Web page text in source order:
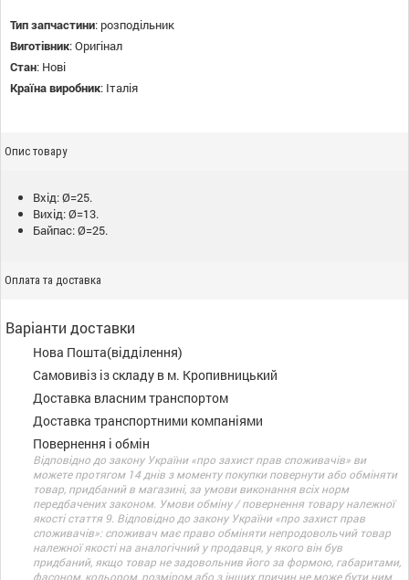
Тип запчастини: розподільник
Виготівник:Оригінал
Стан: Нові
Країна виробник: Італія
Опис товару
Вхід: Ø=25.
Вихід: Ø=13.
Байпас: Ø=25.
Оплата та доставка
Варіанти доставки
Нова Пошта(відділення)
Самовивіз із складу в м. Кропивницький
Доставка власним транспортом
Доставка транспортними компаніями
Повернення і обмін
Відповідно до закону України «про захист прав споживачів» ви
можете протягом 14 днів з моменту покупки повернути або обміняти
товар, придбаний в магазині, за умови виконання всіх норм
передбачених законом. Умови обміну / повернення товару належної
якості стаття 9. Відповідно до закону України «про захист прав
споживачів»: споживач має право обміняти непродовольчий товар
належної якості на аналогічний у продавця, у якого він був
придбаний, якщо товар не задовольнив його за формою, габаритами,
фасоном, кольором, розміром або з інших причин не може бути ним